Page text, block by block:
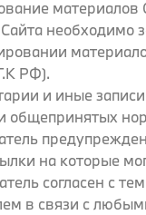
материалов
необходимо
РФ).
и иные
общепринятых
на которые
согласен с
в связи с